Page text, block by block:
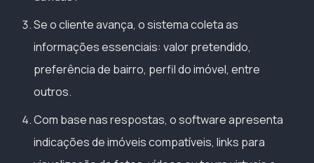
Se o cliente avança, o sistema coleta as
informações essenciais: valor pretendido,
preferência de bairro, perfil do imóvel, entre
outros.
Com base nas respostas, o software apresenta
indicações de imóveis compatíveis, links para